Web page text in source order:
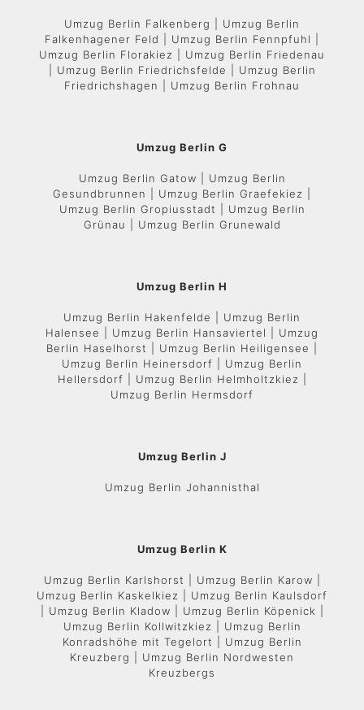
Umzug Berlin Falkenberg | Umzug Berlin
Falkenhagener Feld | Umzug Berlin Fennpfuhl |
Umzug Berlin Florakiez | Umzug Berlin Friedenau
| Umzug Berlin Friedrichsfelde | Umzug Berlin
Friedrichshagen | Umzug Berlin Frohnau
Umzug Berlin G
Umzug Berlin Gatow | Umzug Berlin
Gesundbrunnen | Umzug Berlin Graefekiez |
Umzug Berlin Gropiusstadt | Umzug Berlin
Grünau | Umzug Berlin Grunewald
Umzug Berlin H
Umzug Berlin Hakenfelde | Umzug Berlin
Halensee | Umzug Berlin Hansaviertel | Umzug
Berlin Haselhorst | Umzug Berlin Heiligensee |
Umzug Berlin Heinersdorf | Umzug Berlin
Hellersdorf | Umzug Berlin Helmholtzkiez |
Umzug Berlin Hermsdorf
Umzug Berlin J
Umzug Berlin Johannisthal
Umzug Berlin K
Umzug Berlin Karlshorst | Umzug Berlin Karow |
Umzug Berlin Kaskelkiez | Umzug Berlin Kaulsdorf
| Umzug Berlin Kladow | Umzug Berlin Köpenick |
Umzug Berlin Kollwitzkiez | Umzug Berlin
Konradshöhe mit Tegelort | Umzug Berlin
Kreuzberg | Umzug Berlin Nordwesten
Kreuzbergs